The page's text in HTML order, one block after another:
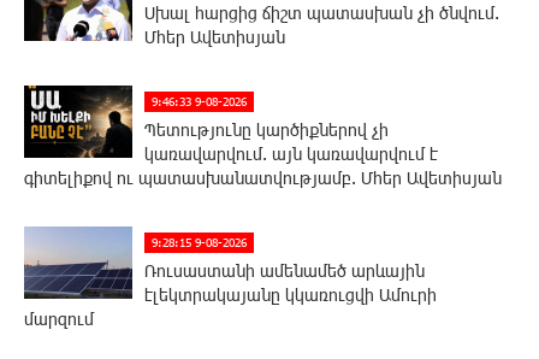
Սխալ հարցից ճիշտ պատասխան չի ծնվում.
Մհեր Ավետիսյան
9:46:33 9-08-2026
Պետությունը կարծիքներով չի
կառավարվում. այն կառավարվում է
գիտելիքով ու պատասխանատվությամբ. Մհեր Ավետիսյան
9:28:15 9-08-2026
Ռուսաստանի ամենամեծ արևային
էլեկտրակայանը կկառուցվի Ամուրի
մարզում